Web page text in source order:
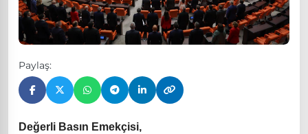
Paylaş:
Değerli Basın Emekçisi,